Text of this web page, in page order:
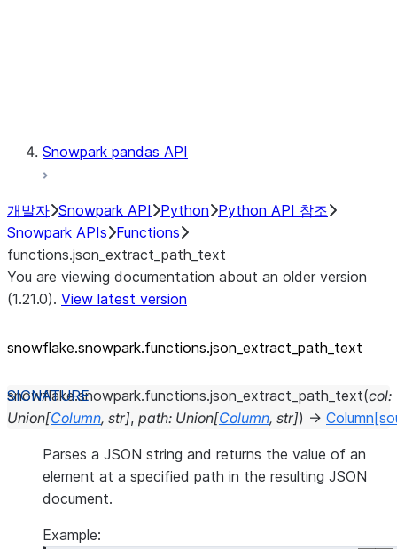
Snowpark pandas API
개발자 Snowpark API Python Python API 참조
Snowpark APIs Functions
functions.json_extract_path_text
You are viewing documentation about an older version
(1.21.0). View latest version
snowflake.snowpark.functions.json_ extract_ path_ text
snowflake.snowpark.functions.json_extract_path_text(col:
Union[Column, str], path: Union[Column, str]) → Column
Parses a JSON string and returns the value of an
element at a specified path in the resulting JSON
document.
Example: